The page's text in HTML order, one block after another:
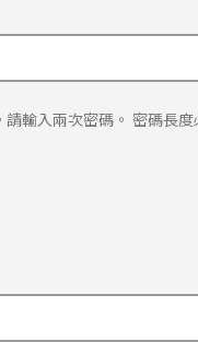
輸入兩次密碼。 密碼長